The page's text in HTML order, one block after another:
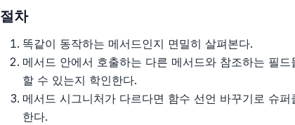
절차
똑같이 동작하는 메서드인지 면밀히 살펴본다.
메서드 안에서 호출하는 다른 메서드와 참조하는 필
할 수 있는지 학인한다.
메서드 시그니처가 다르다면 함수 선언 바꾸기로 슈
한다.